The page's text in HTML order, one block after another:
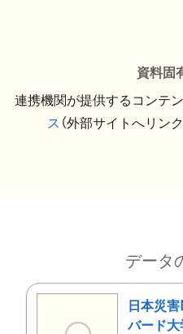
資料固
連携機関が提供するコンテン
ス （外部サイトへリン
データ
日本災
バード